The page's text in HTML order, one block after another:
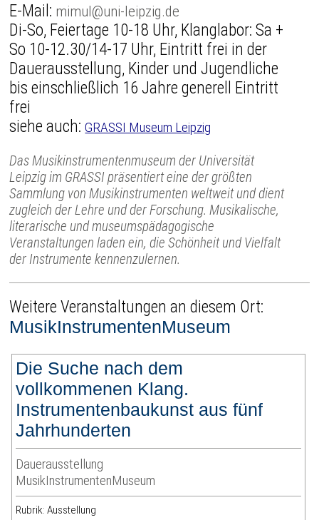
E-Mail: mimul@uni-leipzig.de
Di-So, Feiertage 10-18 Uhr, Klanglabor: Sa +
So 10-12.30/14-17 Uhr, Eintritt frei in der
Dauerausstellung, Kinder und Jugendliche
bis einschließlich 16 Jahre generell Eintritt
frei
siehe auch:GRASSI Museum Leipzig
Das Musikinstrumentenmuseum der Universität
Leipzig im GRASSI präsentiert eine der größten
Sammlung von Musikinstrumenten weltweit und dient
zugleich der Lehre und der Forschung. Musikalische,
literarische und museumspädagogische
Veranstaltungen laden ein, die Schönheit und Vielfalt
der Instrumente kennenzulernen.
Weitere Veranstaltungen an diesem Ort:
MusikInstrumentenMuseum
Die Suche nach dem
vollkommenen Klang.
Instrumentenbaukunst aus fünf
Jahrhunderten
Dauerausstellung
MusikInstrumentenMuseum
Rubrik: Ausstellung